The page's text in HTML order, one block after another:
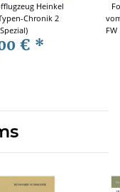
Heinkel
Chronik 2
Spezial)
€ *